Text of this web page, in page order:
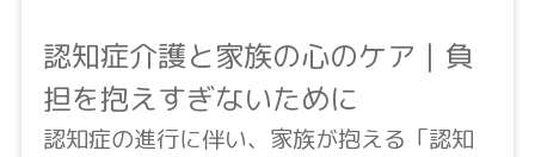
認知症介護と家族の心のケア｜負
担を抱えすぎないために
認知症の進行に伴い、家族が抱える「認知